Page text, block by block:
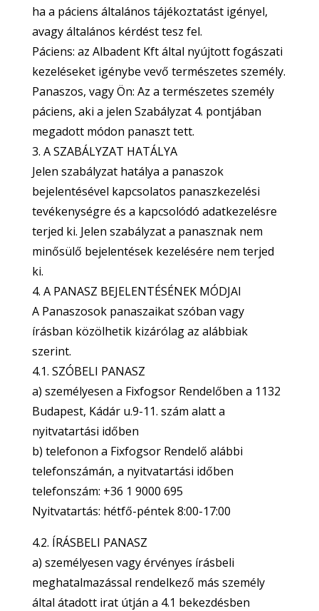
ha a páciens általános tájékoztatást igényel,
avagy általános kérdést tesz fel.
Páciens: az Albadent Kft által nyújtott fogászati
kezeléseket igénybe vevő természetes személy.
Panaszos, vagy Ön: Az a természetes személy
páciens, aki a jelen Szabályzat 4. pontjában
megadott módon panaszt tett.
3. A SZABÁLYZAT HATÁLYA
Jelen szabályzat hatálya a panaszok
bejelentésével kapcsolatos panaszkezelési
tevékenységre és a kapcsolódó adatkezelésre
terjed ki. Jelen szabályzat a panasznak nem
minősülő bejelentések kezelésére nem terjed
ki.
4. A PANASZ BEJELENTÉSÉNEK MÓDJAI
A Panaszosok panaszaikat szóban vagy
írásban közölhetik kizárólag az alábbiak
szerint.
4.1. SZÓBELI PANASZ
a) személyesen a Fixfogsor Rendelőben a 1132
Budapest, Kádár u.9-11. szám alatt a
nyitvatartási időben
b) telefonon a Fixfogsor Rendelő alábbi
telefonszámán, a nyitvatartási időben
telefonszám: +36 1 9000 695
Nyitvatartás: hétfő-péntek 8:00-17:00
4.2. ÍRÁSBELI PANASZ
a) személyesen vagy érvényes írásbeli
meghatalmazással rendelkező más személy
által átadott irat útján a 4.1 bekezdésben